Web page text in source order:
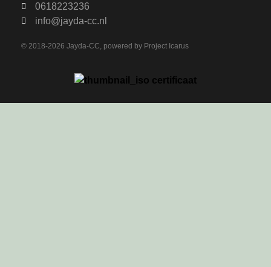
0618223236
info@jayda-cc.nl
© 2018-2026 Jayda-CC, powered by Project Icarus